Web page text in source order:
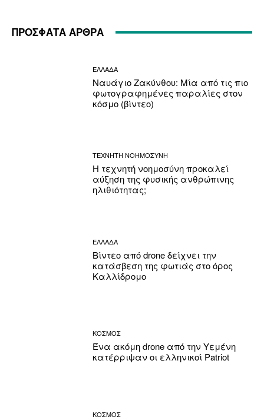
ΠΡΟΣΦΑΤΑ ΑΡΘΡΑ
ΕΛΛΑΔΑ
Ναυάγιο Ζακύνθου: Μία από τις πιο
φωτογραφημένες παραλίες στον
κόσμο (βίντεο)
ΤΕΧΝΗΤΗ ΝΟΗΜΟΣΥΝΗ
Η τεχνητή νοημοσύνη προκαλεί
αύξηση της φυσικής ανθρώπινης
ηλιθιότητας;
ΕΛΛΑΔΑ
Βίντεο από drone δείχνει την
κατάσβεση της φωτιάς στο όρος
Καλλίδρομο
ΚΟΣΜΟΣ
Ένα ακόμη drone από την Υεμένη
κατέρριψαν οι ελληνικοί Patriot
ΚΟΣΜΟΣ